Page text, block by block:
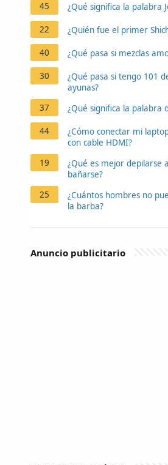
45 ¿Qué significa la palabra
22 ¿Quién fue el primer
40 ¿Qué pasa si mezclas
30
¿Qué pasa si tengo 101
ayunas?
37
¿Qué significa la palabra
44
¿Cómo conectar mi
con cable HDMI?
19
¿Qué es mejor depilarse
bañarse?
25
¿Cuántos hombres no
la barba?
Anuncio publicitario